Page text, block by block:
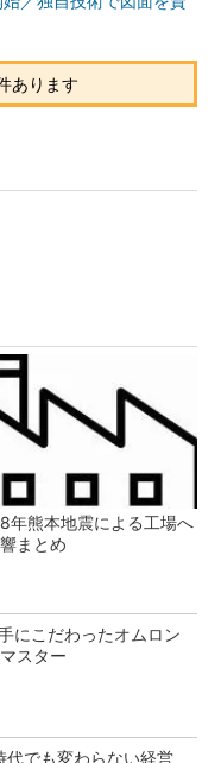
あります
年熊本地震による工場へ
まとめ
にこだわったオムロン
スター
代でも変わらない経営